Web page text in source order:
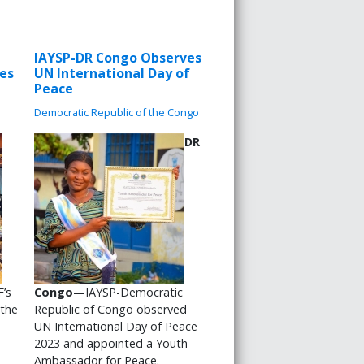
IAYSP-DR Congo Observes
UN International Day of
Peace
Democratic Republic of the Congo
DR
Congo—IAYSP-Democratic
Republic of Congo observed
UN International Day of Peace
2023 and appointed a Youth
Ambassador for Peace.